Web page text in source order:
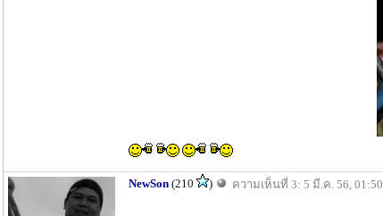
NewSon (210 ) ความเห็นที่ 3: 5 มี.ค. 56, 01:50